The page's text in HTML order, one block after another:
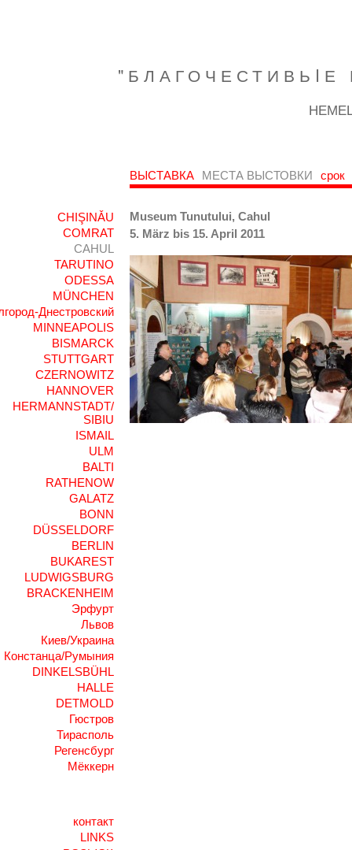
ВЫСТАВКА МЕСТА ВЫСТОВКИ срок
Museum Tunutului, Cahul
5. März bis 15. April 2011
CHIŞINǍU
COMRAT
CAHUL
TARUTINO
ODESSA
MÜNCHEN
Днестровский
MINNEAPOLIS
BISMARCK
STUTTGART
CZERNOWITZ
HANNOVER
HERMANNSTADT/
SIBIU
ISMAIL
ULM
BALTI
RATHENOW
GALATZ
BONN
DÜSSELDORF
BERLIN
BUKAREST
LUDWIGSBURG
BRACKENHEIM
Эрфурт
Львов
Киев/Украина
Констанца/Румыния
DINKELSBÜHL
HALLE
DETMOLD
Гюстров
Тирасполь
Регенсбург
Мёккерн
контакт
LINKS